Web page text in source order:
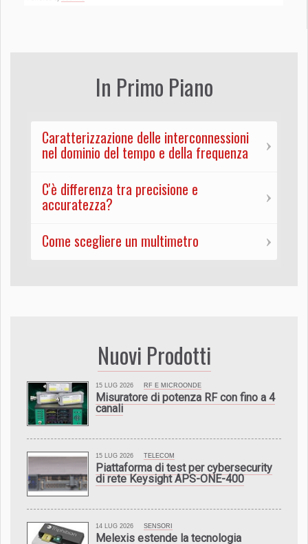
In Primo Piano
Caratterizzazione delle interconnessioni
nel dominio del tempo e della frequenza
C'è differenza tra precisione e
accuratezza?
Come scegliere un multimetro
Nuovi Prodotti
15 LUG 2026 RF E MICROONDE
Misuratore di potenza RF con fino a 4
canali
15 LUG 2026 TELECOM
Piattaforma di test per cybersecurity
di rete Keysight APS-ONE-400
14 LUG 2026 SENSORI
Melexis estende la tecnologia